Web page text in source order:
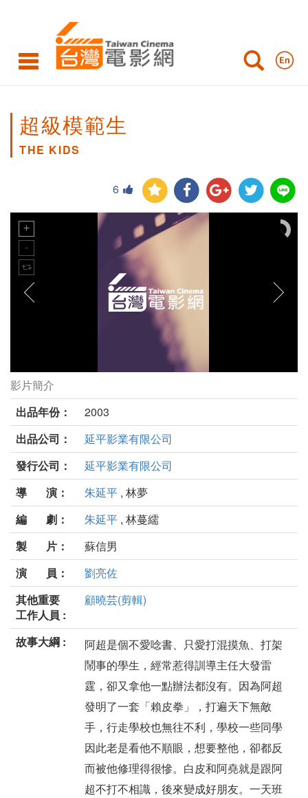
超級模範生
THE KIDS
6
超級模範生劇照
影片簡介
出品年份：
2003
出品公司：
延平影業有限公司
發行公司：
延平影業有限公司
導 演：
朱延平 , 林夢
編 劇：
朱延平 , 林蔓繻
製 片：
蘇信男
演 員：
劉亮佐
其他重要
工作人員 :
顧曉芸(剪輯)
故事大綱 :
阿超是個不愛唸書、只愛打混摸魚、打架
鬧事的學生，經常惹得訓導主任大發雷
霆，卻又拿他一點辦法都沒有。因為阿超
發明了一套「賴皮拳」，打遍天下無敵
手，行走學校也無往不利，學校一些同學
因此老是看他不順眼，想要整他，卻都反
而被他修理得很慘。白皮和阿堯就是跟阿
超不打不相識，後來變成好朋友。一天班